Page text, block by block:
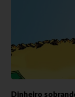
Dinheiro